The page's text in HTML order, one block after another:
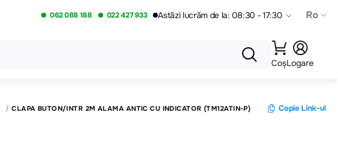
062 088 188 022 427 933 Astăzi lucrăm de la: 08:30 - 17:30 Ro
CoșLogare
CLAPA BUTON/INTR 2M ALAMA ANTIC CU INDICATOR (TM12ATIN-P) Copie Link-ul